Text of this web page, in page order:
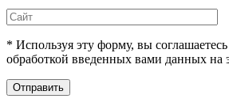
* Используя эту форму, вы
обработкой введенных вами данных на